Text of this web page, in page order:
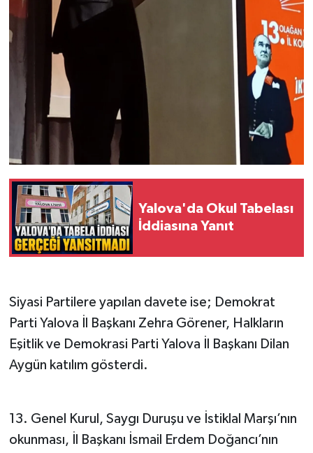
Yalova'da Okul Tabelası
İddiasına Yanıt
Siyasi Partilere yapılan davete ise; Demokrat
Parti Yalova İl Başkanı Zehra Görener, Halkların
Eşitlik ve Demokrasi Parti Yalova İl Başkanı Dilan
Aygün katılım gösterdi.
13. Genel Kurul, Saygı Duruşu ve İstiklal Marşı’nın
okunması, İl Başkanı İsmail Erdem Doğancı’nın